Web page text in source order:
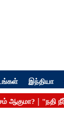
இந்தியா